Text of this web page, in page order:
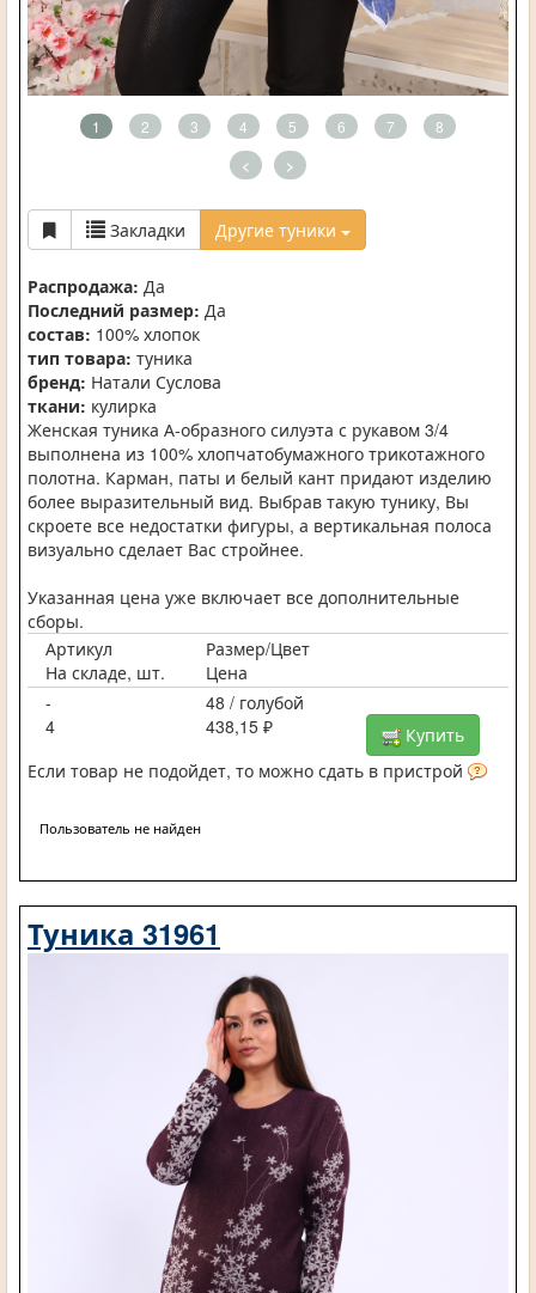
1 2 3 4 5 6 7 8
< >
Закладки Другие туники
Распродажа: Да
Последний размер: Да
состав: 100% хлопок
тип товара: туника
бренд: Натали Суслова
ткани: кулирка
Женская туника А-образного силуэта с рукавом 3/4
выполнена из 100% хлопчатобумажного трикотажного
полотна. Карман, паты и белый кант придают изделию
более выразительный вид. Выбрав такую тунику, Вы
скроете все недостатки фигуры, а вертикальная полоса
визуально сделает Вас стройнее.
Указанная цена уже включает все дополнительные
сборы.
Артикул
Размер/Цвет
На складе, шт.
Цена
-
48 / голубой
4
438,15 ₽
Купить
Если товар не подойдет, то можно сдать в пристрой
Пользователь не найден
Туника 31961